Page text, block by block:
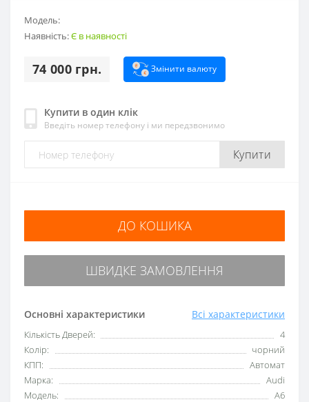
Модель:
Наявність:Є в наявності
74 000 грн. Змінити валюту
Купити в один клік
Введіть номер телефону і ми передзвонимо
Купити
Основні характеристики Всі характеристики
Кількість Дверей:
4
Колір:
чорний
КПП:
Автомат
Марка:
Audi
Модель:
A6
ДО КОШИКА
ШВИДКЕ ЗАМОВЛЕННЯ